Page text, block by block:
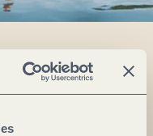
Newsletter